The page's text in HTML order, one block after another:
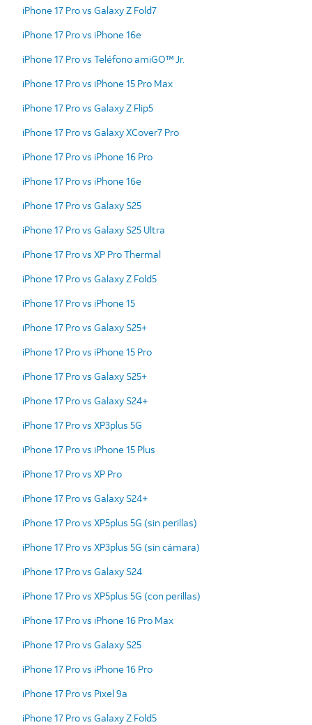
iPhone 17 Pro vs Galaxy Z Fold7
iPhone 17 Pro vs iPhone 16e
iPhone 17 Pro vs Teléfono amiGO™ Jr.
iPhone 17 Pro vs iPhone 15 Pro Max
iPhone 17 Pro vs Galaxy Z Flip5
iPhone 17 Pro vs Galaxy XCover7 Pro
iPhone 17 Pro vs iPhone 16 Pro
iPhone 17 Pro vs iPhone 16e
iPhone 17 Pro vs Galaxy S25
iPhone 17 Pro vs Galaxy S25 Ultra
iPhone 17 Pro vs XP Pro Thermal
iPhone 17 Pro vs Galaxy Z Fold5
iPhone 17 Pro vs iPhone 15
iPhone 17 Pro vs Galaxy S25+
iPhone 17 Pro vs iPhone 15 Pro
iPhone 17 Pro vs Galaxy S25+
iPhone 17 Pro vs Galaxy S24+
iPhone 17 Pro vs XP3plus 5G
iPhone 17 Pro vs iPhone 15 Plus
iPhone 17 Pro vs XP Pro
iPhone 17 Pro vs Galaxy S24+
iPhone 17 Pro vs XP5plus 5G (sin perillas)
iPhone 17 Pro vs XP3plus 5G (sin cámara)
iPhone 17 Pro vs Galaxy S24
iPhone 17 Pro vs XP5plus 5G (con perillas)
iPhone 17 Pro vs iPhone 16 Pro Max
iPhone 17 Pro vs Galaxy S25
iPhone 17 Pro vs iPhone 16 Pro
iPhone 17 Pro vs Pixel 9a
iPhone 17 Pro vs Galaxy Z Fold5